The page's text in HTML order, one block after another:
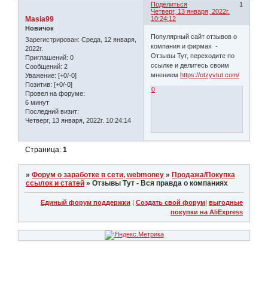
Поделиться
1
Четверг, 13 января, 2022г.
10:24:12
Masia99
Новичок
Зарегистрирован: Среда, 12 января,
2022г.
Приглашений: 0
Сообщений: 2
Уважение: [+0/-0]
Позитив: [+0/-0]
Провел на форуме:
6 минут
Последний визит:
Четверг, 13 января, 2022г. 10:24:14
Популярный сайт отзывов о
компания и фирмах -
Отзывы Тут, переходите по
ссылке и делитесь своим
мнениемhttps://otzyvtut.com/
0
Страница:1
»Форум о заработке в сети, webmoney » Продажа/Покупка
ссылок и статей »Отзывы Тут - Вся правда о компаниях
Единый форум поддержки | Создать свой форум| выгодные
покупки на AliExpress